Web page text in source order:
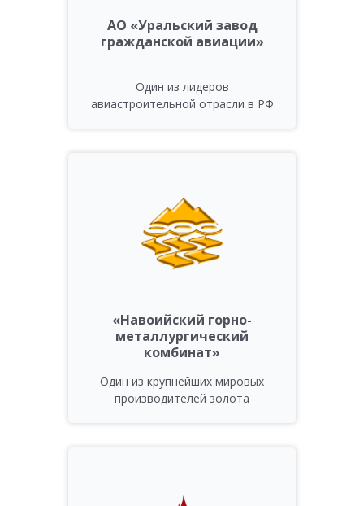
АО «Уральский завод
гражданской авиации»
Один из лидеров
авиастроительной отрасли в РФ
«Навоийский горно-
металлургический
комбинат»
Один из крупнейших мировых
производителей золота